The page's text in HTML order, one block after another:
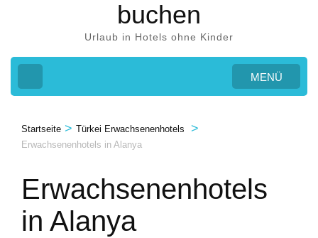
buchen
Urlaub in Hotels ohne Kinder
MENÜ
Startseite > Türkei Erwachsenenhotels >
Erwachsenenhotels in Alanya
Erwachsenenhotels
in Alanya